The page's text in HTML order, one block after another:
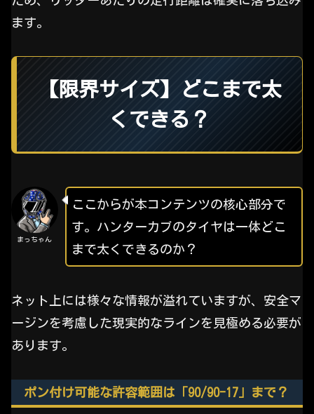
ます。
【限界サイズ】どこまで太
くできる？
まっちゃん
ここからが本コンテンツの核心部分で
す。ハンターカブのタイヤは一体どこ
まで太くできるのか？
ネット上には様々な情報が溢れていますが、安全マ
ージンを考慮した現実的なラインを見極める必要が
あります。
ポン付け可能な許容範囲は「90/90-17」まで？